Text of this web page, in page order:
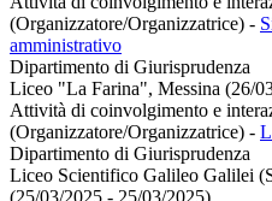
(Organizzatore/Organizzatrice) -
amministrativo
Dipartimento di Giurisprudenza
Liceo "La Farina", Messina (26/
Attività di coinvolgimento e
(Organizzatore/Organizzatrice) -
Dipartimento di Giurisprudenza
Liceo Scientifico Galileo Galilei
(25/03/2025 - 25/03/2025)